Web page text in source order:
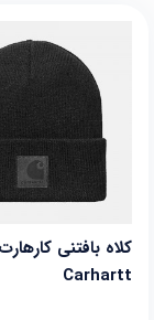
کلاه بافتنی
Carhartt